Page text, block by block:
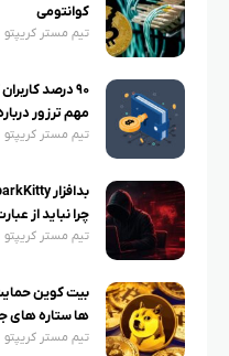
کوانتومی
تیم مستر کریپتو
۹۰ درصد
مهم ترزور
تیم مستر کریپتو
چرا نباید از
تیم مستر کریپتو
ها ستاره های
تیم مستر کریپتو